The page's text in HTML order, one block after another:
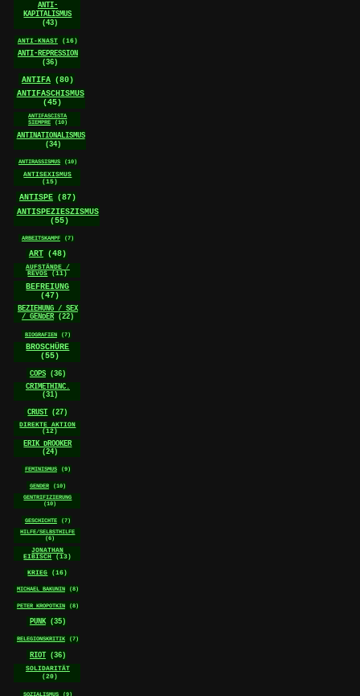
ANTI-
KAPITALISMUS
(43)
ANTI-KNAST (16)
ANTI-REPRESSION
(36)
ANTIFA (80)
ANTIFASCHISMUS
(45)
ANTIFASCISTA
SIEMPRE
(10)
ANTINATIONALISMUS
(34)
ANTIRASSISMUS (10)
ANTISEXISMUS
(15)
ANTISPE (87)
ANTISPEZIESZISMUS
(55)
ARBEITSKAMPF (7)
ART (48)
AUFSTÄNDE /
REVOS
(11)
BEFREIUNG
(47)
BEZIEHUNG / SEX
/ GENDER
(22)
BIOGRAFIEN (7)
BROSCHÜRE
(55)
COPS (36)
CRIMETHINC.
(31)
CRUST (27)
DIREKTE AKTION
(12)
ERIK DROOKER
(24)
FEMINISMUS (9)
GENDER
(10)
GENTRIFIZIERUNG
(10)
GESCHICHTE
(7)
HILFE/SELBSTHILFE
(6)
JONATHAN
EIBISCH
(13)
KRIEG (16)
MICHAEL BAKUNIN (8)
PETER KROPOTKIN (8)
PUNK (35)
RELEGIONSKRITIK (7)
RIOT (36)
SOLIDARITÄT
(20)
SOZIALISMUS (9)